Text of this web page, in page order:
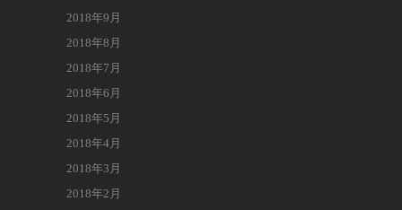
2018年9月
2018年8月
2018年7月
2018年6月
2018年5月
2018年4月
2018年3月
2018年2月